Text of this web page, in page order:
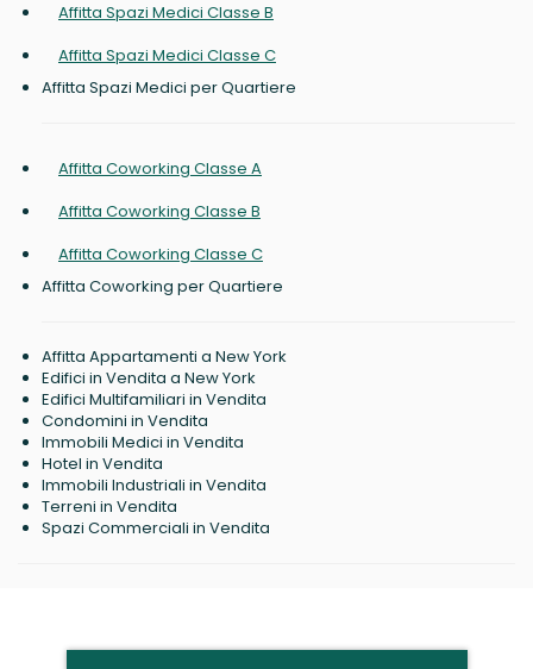
Affitta Spazi Medici Classe B
Affitta Spazi Medici Classe C
Affitta Spazi Medici per Quartiere
Affitta Coworking Classe A
Affitta Coworking Classe B
Affitta Coworking Classe C
Affitta Coworking per Quartiere
Affitta Appartamenti a New York
Edifici in Vendita a New York
Edifici Multifamiliari in Vendita
Condomini in Vendita
Immobili Medici in Vendita
Hotel in Vendita
Immobili Industriali in Vendita
Terreni in Vendita
Spazi Commerciali in Vendita